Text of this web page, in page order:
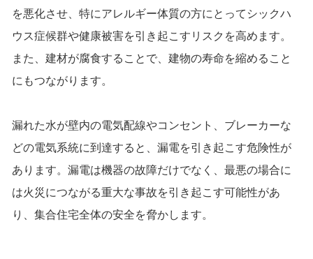
を悪化させ、特にアレルギー体質の方にとってシックハ
ウス症候群や健康被害を引き起こすリスクを高めます。
また、建材が腐食することで、建物の寿命を縮めること
にもつながります。
漏れた水が壁内の電気配線やコンセント、ブレーカーな
どの電気系統に到達すると、漏電を引き起こす危険性が
あります。漏電は機器の故障だけでなく、最悪の場合に
は火災につながる重大な事故を引き起こす可能性があ
り、集合住宅全体の安全を脅かします。